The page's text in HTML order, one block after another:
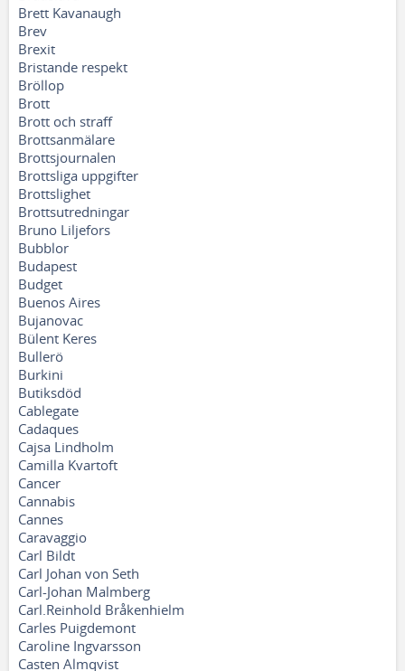
Brett Kavanaugh
Brev
Brexit
Bristande respekt
Bröllop
Brott
Brott och straff
Brottsanmälare
Brottsjournalen
Brottsliga uppgifter
Brottslighet
Brottsutredningar
Bruno Liljefors
Bubblor
Budapest
Budget
Buenos Aires
Bujanovac
Bülent Keres
Bullerö
Burkini
Butiksdöd
Cablegate
Cadaques
Cajsa Lindholm
Camilla Kvartoft
Cancer
Cannabis
Cannes
Caravaggio
Carl Bildt
Carl Johan von Seth
Carl-Johan Malmberg
Carl.Reinhold Bråkenhielm
Carles Puigdemont
Caroline Ingvarsson
Casten Almqvist